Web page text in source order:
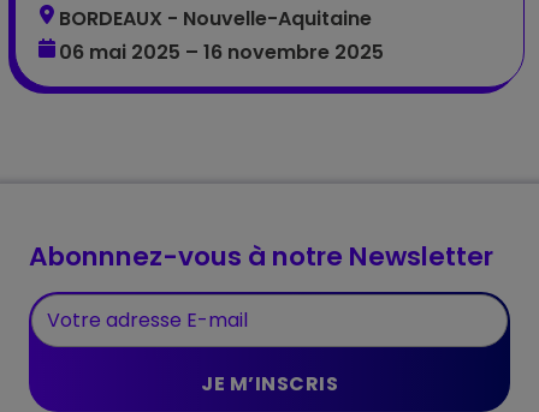
BORDEAUX - Nouvelle-Aquitaine
06 mai 2025 – 16 novembre 2025
Abonnnez-vous à notre Newsletter